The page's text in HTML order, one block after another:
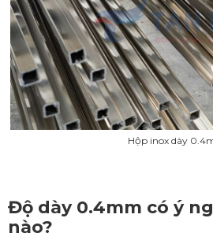
Hộp inox dày
Độ dày 0.4mm có ý
nào?